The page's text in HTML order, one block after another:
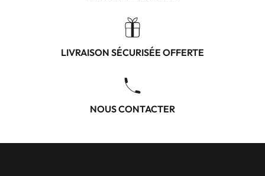
LIVRAISON SÉCURISÉE OFFERTE
NOUS CONTACTER